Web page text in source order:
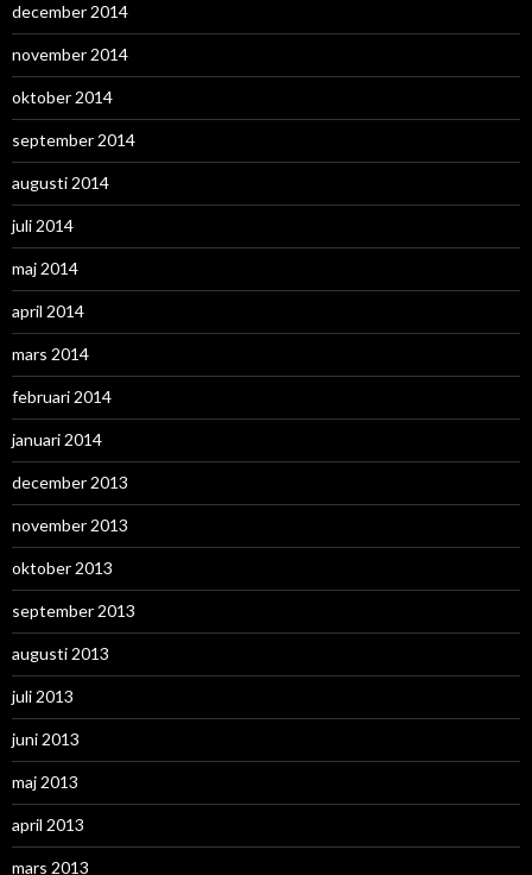
december 2014
november 2014
oktober 2014
september 2014
augusti 2014
juli 2014
maj 2014
april 2014
mars 2014
februari 2014
januari 2014
december 2013
november 2013
oktober 2013
september 2013
augusti 2013
juli 2013
juni 2013
maj 2013
april 2013
mars 2013